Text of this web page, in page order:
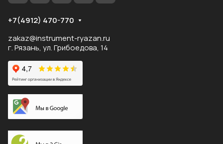
+7(4912) 470-770
zakaz@instrument-ryazan.ru
г. Рязань, ул. Грибоедова, 14